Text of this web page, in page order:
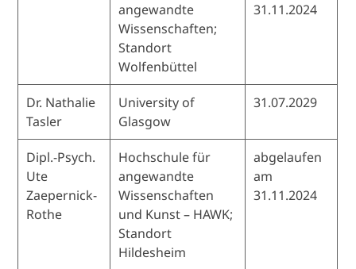
angewandte
Wissenschaften;
Standort
Wolfenbüttel
31.11.2024
Dr. Nathalie
Tasler
University of
Glasgow
31.07.2029
Dipl.-Psych.
Ute
Zaepernick-
Rothe
Hochschule für
angewandte
Wissenschaften
und Kunst – HAWK;
Standort
Hildesheim
abgelaufen
am
31.11.2024